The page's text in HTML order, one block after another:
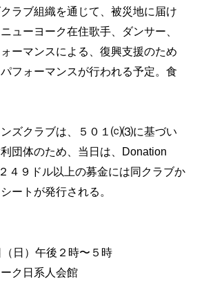
ラブ組織を通じて、被災地に届け
ューヨーク在住歌手、ダンサー、
ーマンスによる、復興支援のため
フォーマンスが行われる予定。食
ンズクラブは、５０１⒞⑶に基づい
団体のため、当日は、Donation
４９ドル以上の募金には同クラブか
ートが発行される。
（日）午後２時〜５時
ク日系人会館